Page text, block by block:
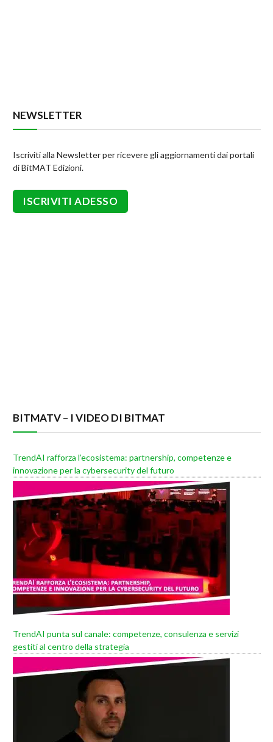
NEWSLETTER
Iscriviti alla Newsletter per ricevere gli aggiornamenti dai portali
di BitMAT Edizioni.
BITMATV – I VIDEO DI BITMAT
TrendAI rafforza l’ecosistema: partnership, competenze e
innovazione per la cybersecurity del futuro
TrendAI punta sul canale: competenze, consulenza e servizi
gestiti al centro della strategia